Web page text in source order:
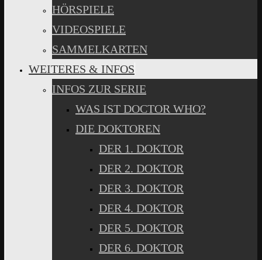
HÖRSPIELE
VIDEOSPIELE
SAMMELKARTEN
WEITERES & INFOS
INFOS ZUR SERIE
WAS IST DOCTOR WHO?
DIE DOKTOREN
DER 1. DOKTOR
DER 2. DOKTOR
DER 3. DOKTOR
DER 4. DOKTOR
DER 5. DOKTOR
DER 6. DOKTOR